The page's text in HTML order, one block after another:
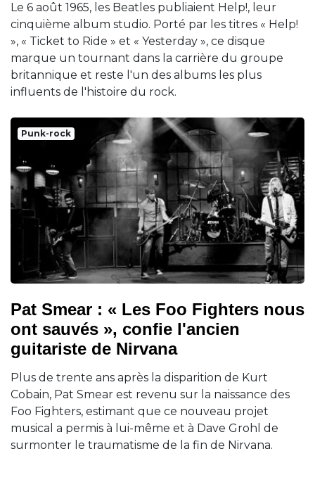
Le 6 août 1965, les Beatles publiaient Help!, leur
cinquième album studio. Porté par les titres « Help!
», « Ticket to Ride » et « Yesterday », ce disque
marque un tournant dans la carrière du groupe
britannique et reste l'un des albums les plus
influents de l'histoire du rock.
Punk-rock
Pat Smear : « Les Foo Fighters nous
ont sauvés », confie l'ancien
guitariste de Nirvana
Plus de trente ans après la disparition de Kurt
Cobain, Pat Smear est revenu sur la naissance des
Foo Fighters, estimant que ce nouveau projet
musical a permis à lui-même et à Dave Grohl de
surmonter le traumatisme de la fin de Nirvana.